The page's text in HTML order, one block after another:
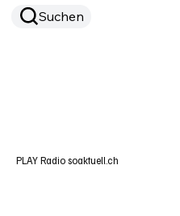
Suchen
PLAY Radio soaktuell.ch